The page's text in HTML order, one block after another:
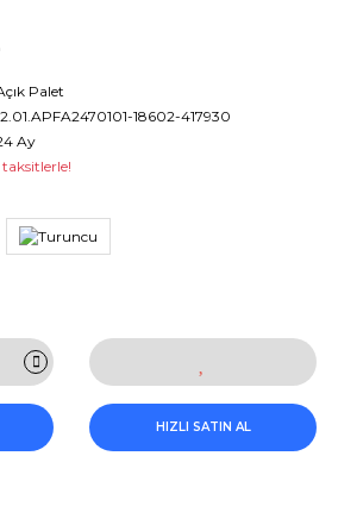
Palet
18602-417930
Ay
taksitlerle!
HIZLI SATIN AL